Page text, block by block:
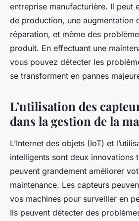
entreprise manufacturière. Il peut
de production, une augmentation
réparation, et même des
produit. En effectuant une
vous pouvez détecter les
se transforment en pannes
L’utilisation des
dans la gestion de la
L’Internet des objets (IoT) et
intelligents sont deux innovations
peuvent grandement améliorer
maintenance. Les capteurs
vos machines pour surveiller en
Ils peuvent détecter des